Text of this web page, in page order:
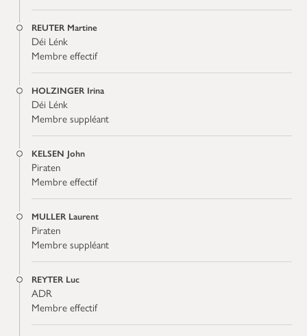
REUTER Martine
Déi Lénk
Membre effectif
HOLZINGER Irina
Déi Lénk
Membre suppléant
KELSEN John
Piraten
Membre effectif
MULLER Laurent
Piraten
Membre suppléant
REYTER Luc
ADR
Membre effectif